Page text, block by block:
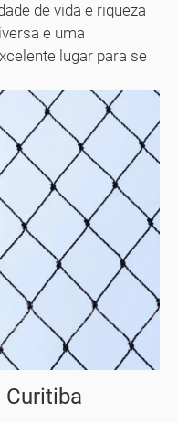
de vida e riqueza
e uma
lugar para se
Curitiba